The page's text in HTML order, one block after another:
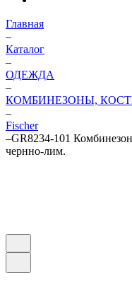
Главная
–
Каталог
–
ОДЕЖДА
–
КОМБИНЕЗОНЫ,
–
Fischer
–GR8234-101
чернно-лим.